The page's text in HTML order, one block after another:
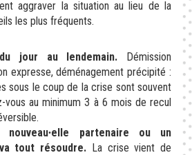
aggraver la situation au lieu de la
les plus fréquents.
jour au lendemain. Démission
expresse, déménagement précipité :
sous le coup de la crise sont souvent
vous au minimum 3 à 6 mois de recul
nouveau∙elle partenaire ou un
tout résoudre. La crise vient de